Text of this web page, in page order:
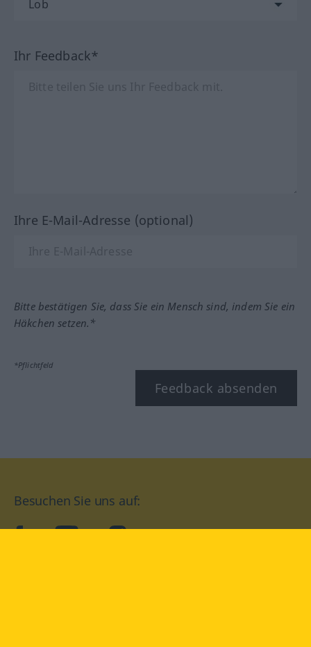
Ihr Feedback*
Ihre E-Mail-Adresse (optional)
Bitte bestätigen Sie, dass Sie ein Mensch sind, indem Sie ein
Häkchen setzen.*
*Pflichtfeld
Feedback absenden
Besuchen Sie uns auf:
facebookYouTube Instagram